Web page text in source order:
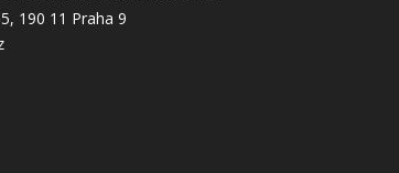
190 11 Praha 9